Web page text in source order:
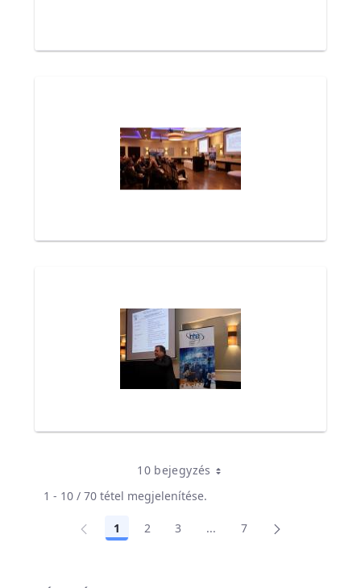
10 bejegyzés
1 - 10 / 70 tétel megjelenítése.
Oldal
1 Oldal
2 Oldal
3 ...Köztes oldalak
Oldal
7